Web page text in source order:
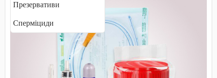
Презервативи
Сперміциди